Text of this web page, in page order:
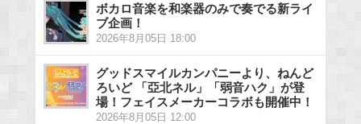
ボカロ音楽を和楽器のみで奏でる新ライ
ブ企画！
2026年8月05日 18:00
グッドスマイルカンパニーより、ねんど
ろいど 「亞北ネル」「弱音ハク」が登
場！フェイスメーカーコラボも開催中！
2026年8月05日 12:00